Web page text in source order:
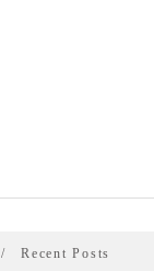
Recent Posts